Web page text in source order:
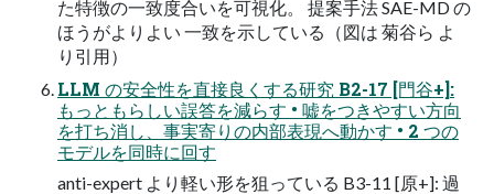
た特徴の⼀致度合いを可視化。 提案⼿法 SAE-MD の
ほうがよりよい ⼀致を⽰している（図は 菊⾕ら よ
り引⽤）
LLM の安全性を直接良くする研究 B2-17 [⾨⾕+]:
もっともらしい誤答を減らす • 嘘をつきやすい⽅向
を打ち消し、事実寄りの内部表現へ動かす • 2 つの
モデルを同時に回す
anti-expert より軽い形を狙っている B3-11 [原+]: 過